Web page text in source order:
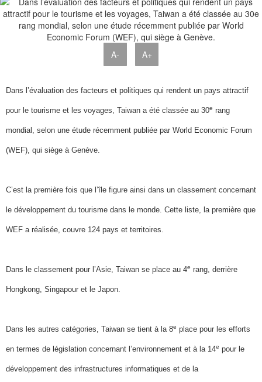
A- A+
Dans l’évaluation des facteurs et politiques qui rendent un pays attractif
pour le tourisme et les voyages, Taiwan a été classée au 30e rang
mondial, selon une étude récemment publiée par World Economic Forum
(WEF), qui siège à Genève.
C’est la première fois que l’île figure ainsi dans un classement concernant
le développement du tourisme dans le monde. Cette liste, la première que
WEF a réalisée, couvre 124 pays et territoires.
Dans le classement pour l’Asie, Taiwan se place au 4e rang, derrière
Hongkong, Singapour et le Japon.
Dans les autres catégories, Taiwan se tient à la 8e place pour les efforts
en termes de législation concernant l’environnement et à la 14e pour le
développement des infrastructures informatiques et de la